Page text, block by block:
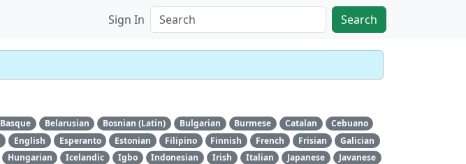
Sign In Search
Basque Belarusian Bosnian (Latin) Bulgarian Burmese Catalan
Cebuano
English Esperanto Estonian Filipino Finnish French Frisian
Galician
Hungarian Icelandic Igbo Indonesian Irish Italian Japanese
Javanese